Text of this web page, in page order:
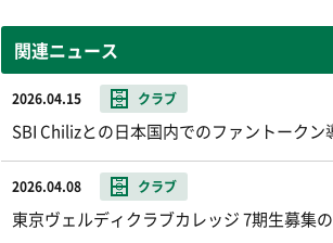
関連ニュース
2026.04.15 クラブ
SBI Chilizとの日本国内でのファントーク
2026.04.08 クラブ
東京ヴェルディクラブカレッジ 7期生募集